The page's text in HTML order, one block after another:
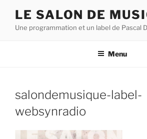
contenu
LE SALON DE
Une programmation et un label de Pascal
Menu
salondemusique-label-
websynradio